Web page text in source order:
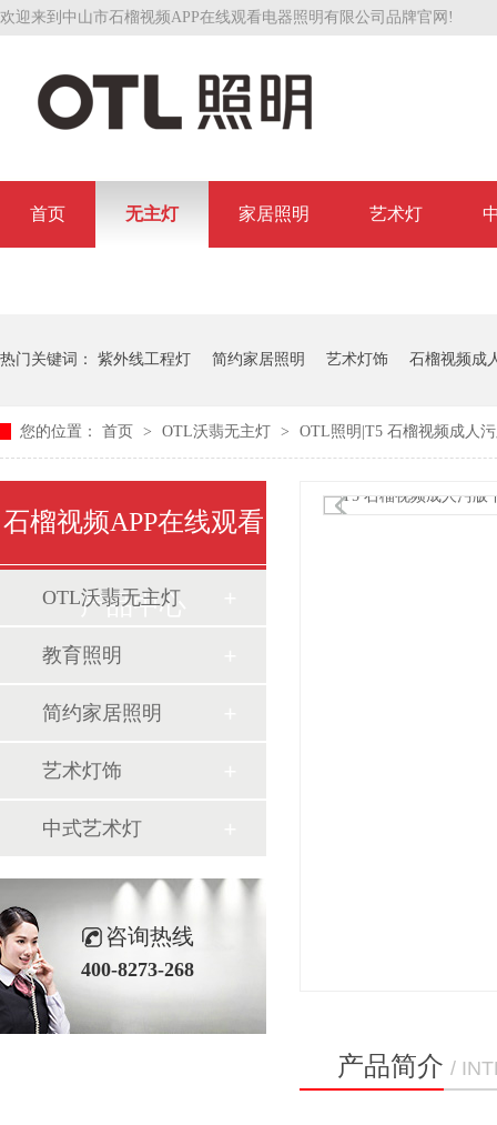
欢迎来到中山市石榴视频APP在线观看电器照明有限公司品牌官网!
首页 无主灯 家居照明 艺术灯
热门关键词： 紫外线工程灯 简约家居照明 艺术灯饰 石榴视频成
您的位置： 首页 > OTL沃翡无主灯 > OTL照明|T5 石榴视频成人
石榴视频APP在线观看
产品中心
OTL沃翡无主灯
教育照明
简约家居照明
艺术灯饰
中式艺术灯
咨询热线
400-8273-268
产品简介 /